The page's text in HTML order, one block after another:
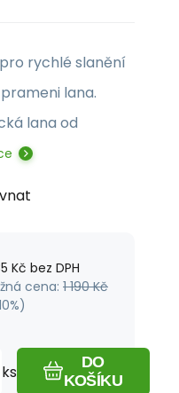
rychlé slanění
lana.
lana od
Kč bez DPH
cena: 1 190 Kč
%)
ks
DO
KOŠÍKU